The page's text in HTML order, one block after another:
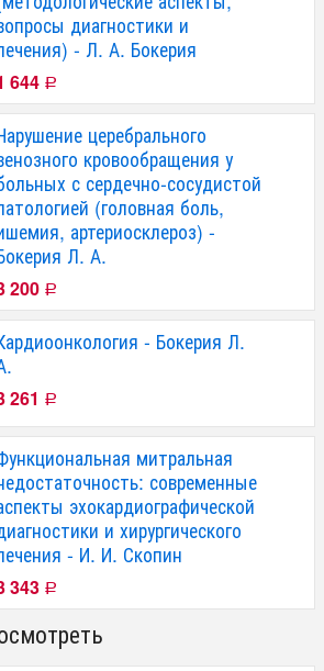
диагностики и
- Л. А. Бокерия
644 Р
церебрального
кровообращения у
с сердечно-сосудистой
(головная боль,
артериосклероз) -
Л. А.
200 Р
- Бокерия Л.
261 Р
митральная
современные
эхокардиографической
и хирургического
- И. И. Скопин
343 Р